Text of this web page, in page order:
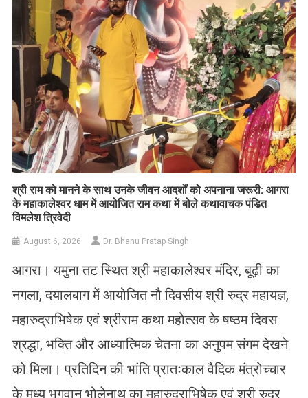
​श्री राम को मानने के साथ उनके जीवन आदर्शों को अपनाना जरूरी: आगरा
के महाकालेश्वर धाम में आयोजित राम कथा में बोले कथावाचक पंडित
विमलेश त्रिवेदी
August 6, 2026 Dr. Bhanu Pratap Singh
आगरा। यमुना तट स्थित श्री महाकालेश्वर मंदिर, बूढ़ी का
नगला, दयालबाग में आयोजित नौ दिवसीय श्री रुद्र महायज्ञ,
महारुद्राभिषेक एवं श्रीराम कथा महोत्सव के षष्ठम दिवस
श्रद्धा, भक्ति और आध्यात्मिक चेतना का अनुपम संगम देखने
को मिला। प्रतिदिन की भांति प्रातःकाल वैदिक मंत्रोच्चार
के मध्य भगवान भोलेनाथ का महारुद्राभिषेक एवं श्री रुद्र